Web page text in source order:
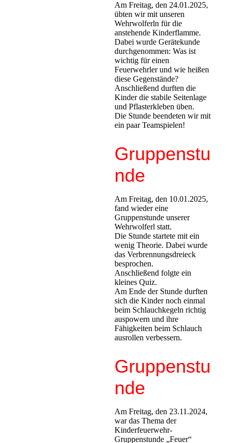
Am Freitag, den 24.01.2025,
übten wir mit unseren
Wehrwolferln für die
anstehende Kinderflamme.
Dabei wurde Gerätekunde
durchgenommen: Was ist
wichtig für einen
Feuerwehrler und wie heißen
diese Gegenstände?
Anschließend durften die
Kinder die stabile Seitenlage
und Pflasterkleben üben.
Die Stunde beendeten wir mit
ein paar Teamspielen!
Gruppenstu
nde
Am Freitag, den 10.01.2025,
fand wieder eine
Gruppenstunde unserer
Wehrwolferl statt.
Die Stunde startete mit ein
wenig Theorie. Dabei wurde
das Verbrennungsdreieck
besprochen.
Anschließend folgte ein
kleines Quiz.
Am Ende der Stunde durften
sich die Kinder noch einmal
beim Schlauchkegeln richtig
auspowern und ihre
Fähigkeiten beim Schlauch
ausrollen verbessern.
Gruppenstu
nde
Am Freitag, den 23.11.2024,
war das Thema der
Kinderfeuerwehr-
Gruppenstunde „Feuer“